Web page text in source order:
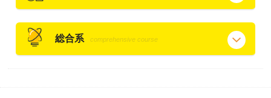
総合系 comprehensive course